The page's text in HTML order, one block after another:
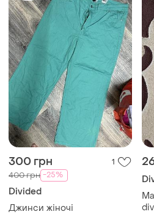
300 грн 1
400 грн -25%
Divided
Джинси жіночі